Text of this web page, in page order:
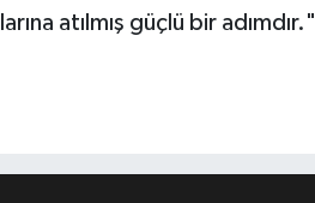
atılmış güçlü bir adımdır."